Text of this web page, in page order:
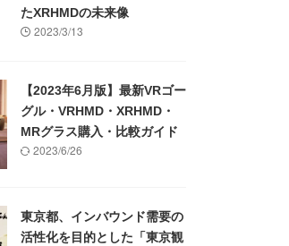
たXRHMDの未来像
2023/3/13
【2023年6月版】最新VRゴー
グル・VRHMD・XRHMD・
MRグラス購入・比較ガイド
2023/6/26
東京都、インバウンド需要の
活性化を目的とした「東京観